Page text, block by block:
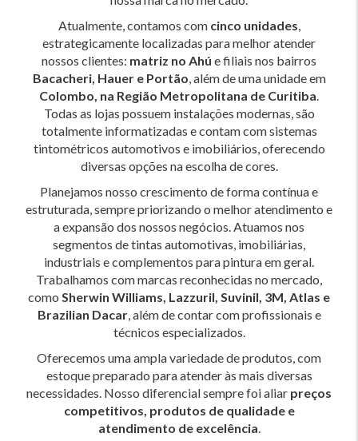
Atualmente, contamos com cinco unidades,
estrategicamente localizadas para melhor atender
nossos clientes: matriz no Ahú e filiais nos bairros
Bacacheri, Hauer e Portão, além de uma unidade em
Colombo, na Região Metropolitana de Curitiba.
Todas as lojas possuem instalações modernas, são
totalmente informatizadas e contam com sistemas
tintométricos automotivos e imobiliários, oferecendo
diversas opções na escolha de cores.
Planejamos nosso crescimento de forma contínua e
estruturada, sempre priorizando o melhor atendimento e
a expansão dos nossos negócios. Atuamos nos
segmentos de tintas automotivas, imobiliárias,
industriais e complementos para pintura em geral.
Trabalhamos com marcas reconhecidas no mercado,
como Sherwin Williams, Lazzuril, Suvinil, 3M, Atlas e
Brazilian Dacar, além de contar com profissionais e
técnicos especializados.
Oferecemos uma ampla variedade de produtos, com
estoque preparado para atender às mais diversas
necessidades. Nosso diferencial sempre foi aliar preços
competitivos, produtos de qualidade e
atendimento de excelência.